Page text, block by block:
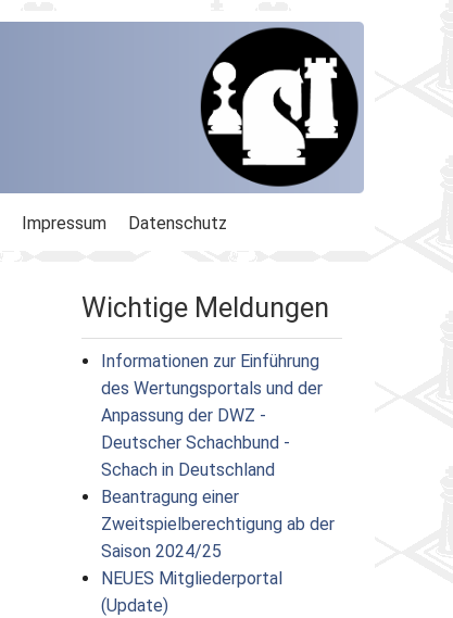
Impressum Datenschutz
Wichtige Meldungen
Informationen zur Einführung
des Wertungsportals und der
Anpassung der DWZ -
Deutscher Schachbund -
Schach in Deutschland
Beantragung einer
Zweitspielberechtigung ab der
Saison 2024/25
NEUES Mitgliederportal
(Update)